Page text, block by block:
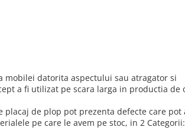
datorita aspectului sau atragator si
a fi utilizat pe scara larga in productia de
de plop pot prezenta defecte care pot
pe care le avem pe stoc, in 2 Categorii: